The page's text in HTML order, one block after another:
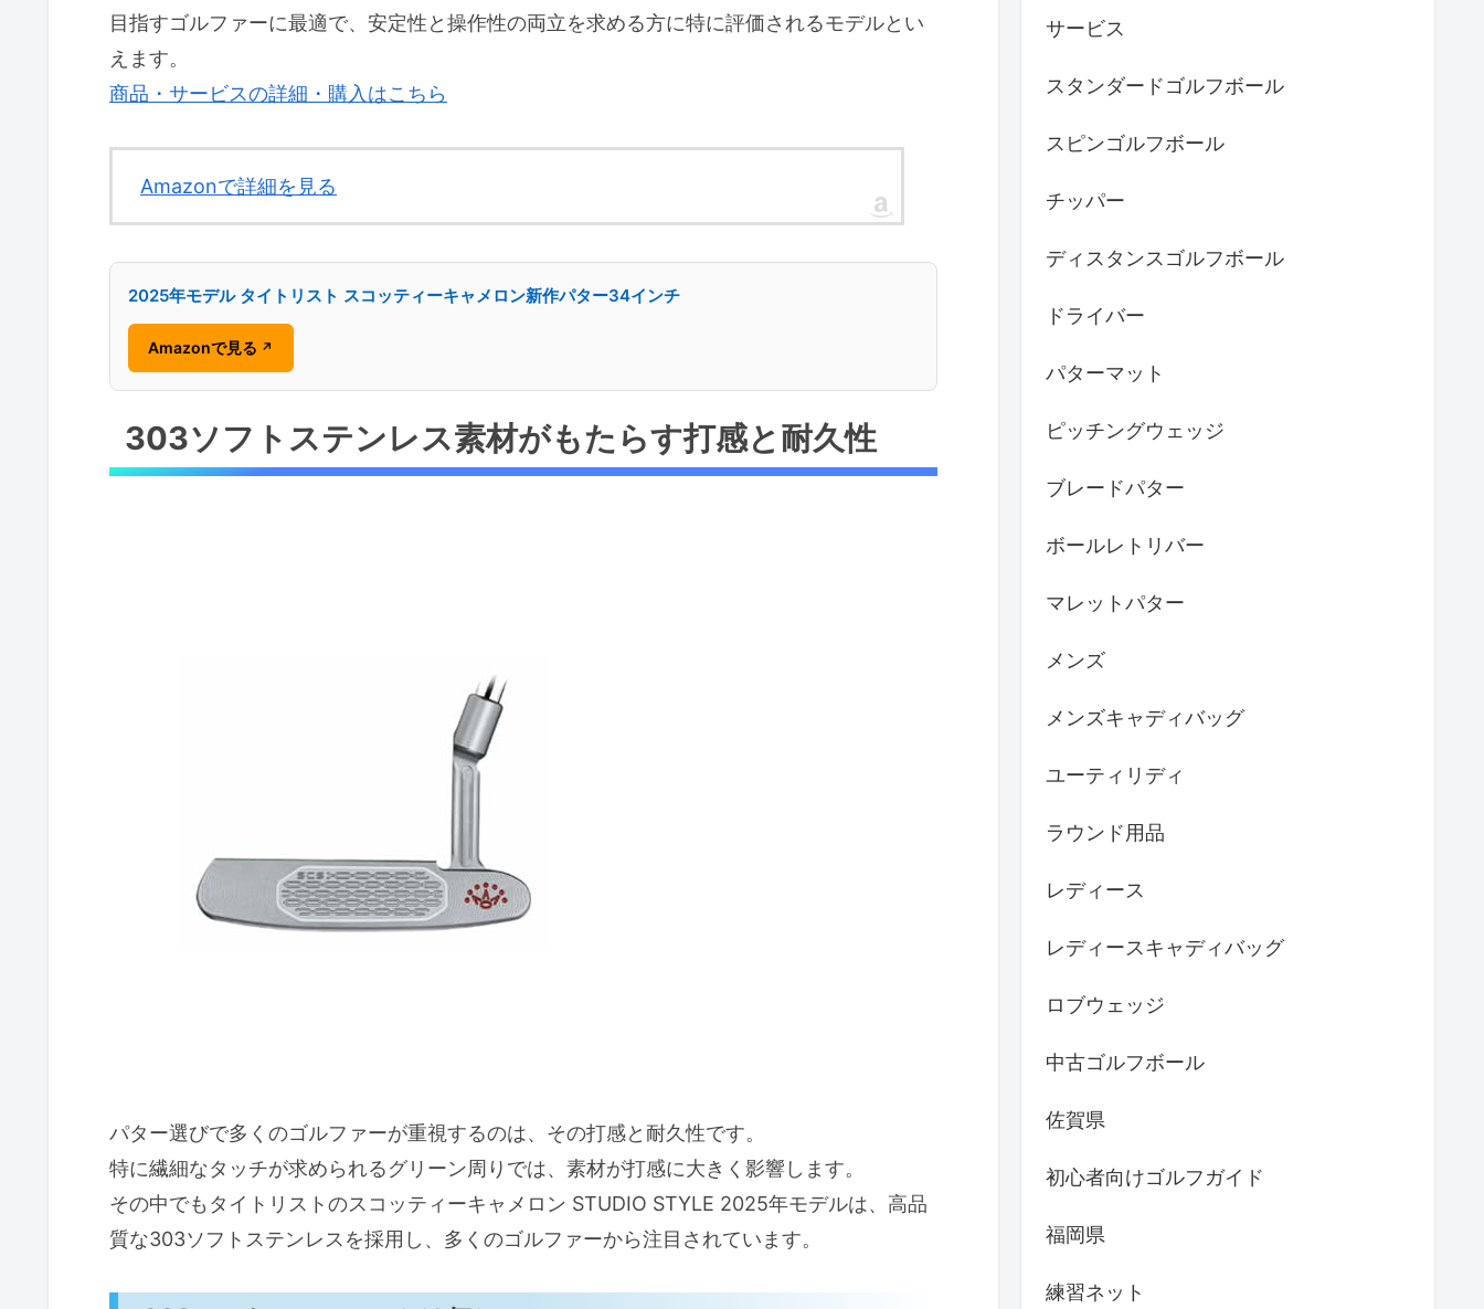
目指すゴルファーに最適で、安定性と操作性の両立を求める方に特に評価されるモデルとい
えます。
商品・サービスの詳細・購入はこちら
Amazonで詳細を見る
2025年モデル タイトリスト スコッティーキャメロン新作パター34インチ
Amazonで見る ↗
303ソフトステンレス素材がもたらす打感と耐久性
パター選びで多くのゴルファーが重視するのは、その打感と耐久性です。
特に繊細なタッチが求められるグリーン周りでは、素材が打感に大きく影響します。
その中でもタイトリストのスコッティーキャメロン STUDIO STYLE 2025年モデルは、高品
質な303ソフトステンレスを採用し、多くのゴルファーから注目されています。
サービス
スタンダードゴルフボール
スピンゴルフボール
チッパー
ディスタンスゴルフボール
ドライバー
パターマット
ピッチングウェッジ
ブレードパター
ボールレトリバー
マレットパター
メンズ
メンズキャディバッグ
ユーティリディ
ラウンド用品
レディース
レディースキャディバッグ
ロブウェッジ
中古ゴルフボール
佐賀県
初心者向けゴルフガイド
福岡県
練習ネット